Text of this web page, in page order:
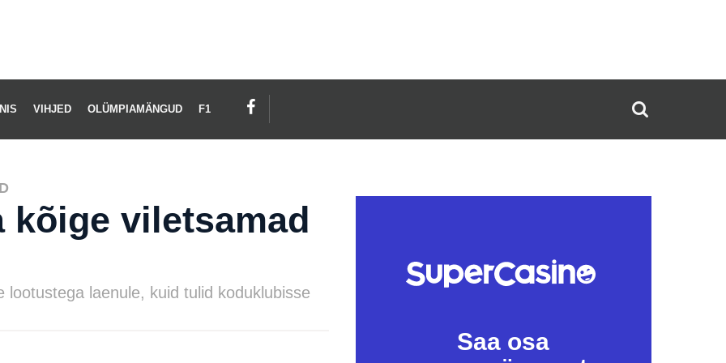
VIHJED OLÜMPIAMÄNGUD F1
viletsamad
laenule, kuid tulid koduklubisse
Saa osa